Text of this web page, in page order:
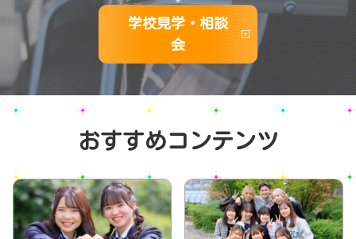
学校見学・相談
会
おすすめコンテンツ